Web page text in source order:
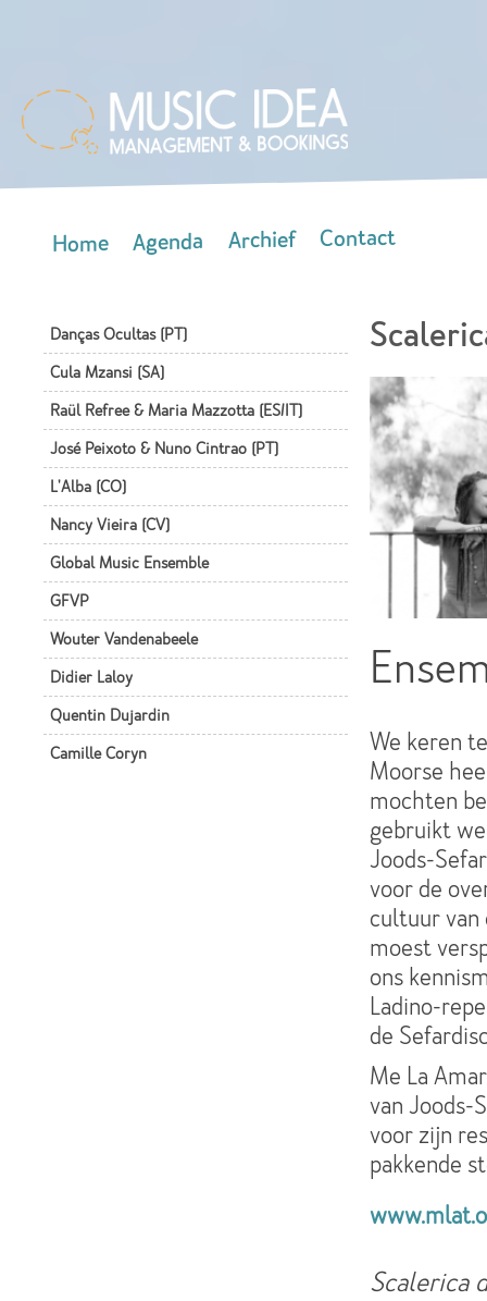
Home Agenda Archief Contact
Danças Ocultas (PT)
Cula Mzansi (SA)
Raül Refree & Maria Mazzotta (ES/IT)
José Peixoto & Nuno Cintrao (PT)
L'Alba (CO)
Nancy Vieira (CV)
Global Music Ensemble
GFVP
Wouter Vandenabeele
Didier Laloy
Quentin Dujardin
Camille Coryn
We keren
Moorse
mochten
gebruikt
Joods-
voor de
cultuur van
moest
ons
Ladino-
de
Me La
van Joods-
voor zijn
pakkende
Scalerica